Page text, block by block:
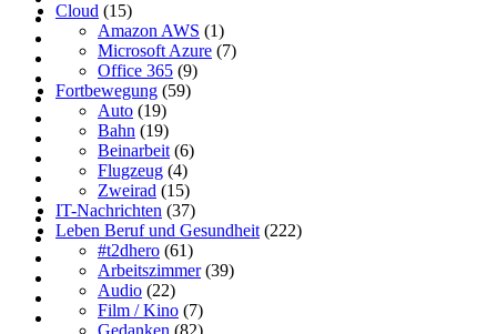
Cloud (15)
Amazon AWS (1)
Microsoft Azure (7)
Office 365 (9)
Fortbewegung (59)
Auto (19)
Bahn (19)
Beinarbeit (6)
Flugzeug (4)
Zweirad (15)
IT-Nachrichten (37)
Leben Beruf und Gesundheit (222)
#t2dhero (61)
Arbeitszimmer(39)
Audio (22)
Film / Kino (7)